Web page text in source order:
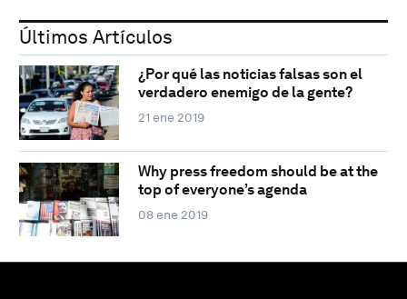
Últimos Artículos
¿Por qué las noticias falsas son el
verdadero enemigo de la gente?
21 ene 2019
Why press freedom should be at the
top of everyone’s agenda
08 ene 2019